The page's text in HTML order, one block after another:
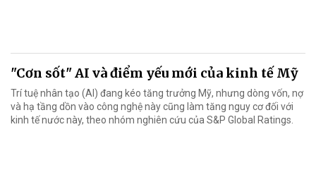
"Cơn sốt" AI và điểm yếu mới của kinh tế Mỹ
Trí tuệ nhân tạo (AI) đang kéo tăng trưởng Mỹ, nhưng dòng vốn, nợ
và hạ tầng dồn vào công nghệ này cũng làm tăng nguy cơ đối với
kinh tế nước này, theo nhóm nghiên cứu của S&P Global Ratings.